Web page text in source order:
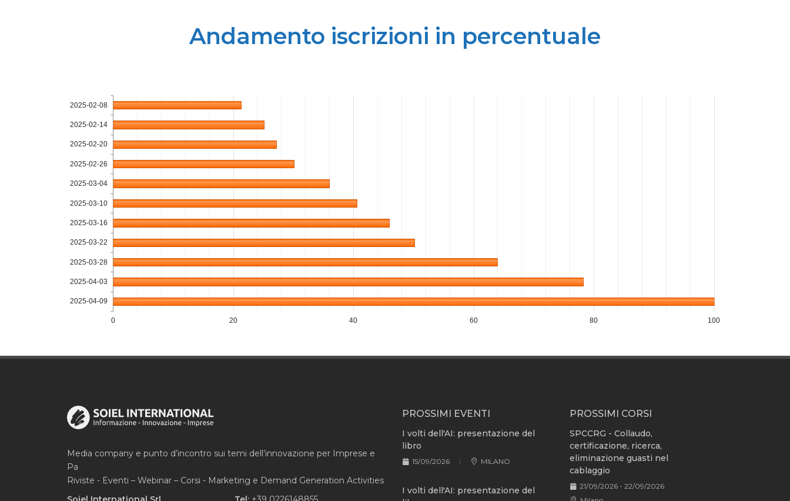
Andamento iscrizioni in percentuale
2025-02-08
2025-02-14
2025-02-20
2025-02-26
2025-03-04
2025-03-10
2025-03-16
2025-03-22
2025-03-28
2025-04-03
2025-04-09
0 20 40 60 80 100
Media company e punto d’incontro sui temi dell’innovazione per Imprese e
Pa
Riviste - Eventi – Webinar – Corsi - Marketing e Demand Generation Activities
PROSSIMI EVENTI
I volti dell'AI: presentazione del
libro
15/09/2026 MILANO
I volti dell'AI: presentazione del
PROSSIMI CORSI
SPCCRG - Collaudo,
certificazione, ricerca,
eliminazione guasti nel
cablaggio
21/09/2026 - 22/09/2026